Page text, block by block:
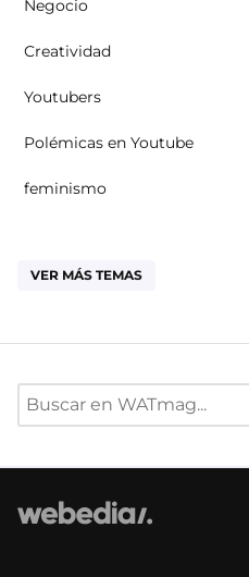
Negocio
Creatividad
Youtubers
Polémicas en Youtube
feminismo
VER MÁS TEMAS